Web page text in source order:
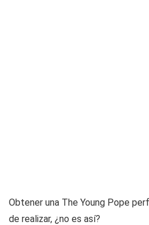
Obtener una The Young Pope
de realizar, ¿no es así?